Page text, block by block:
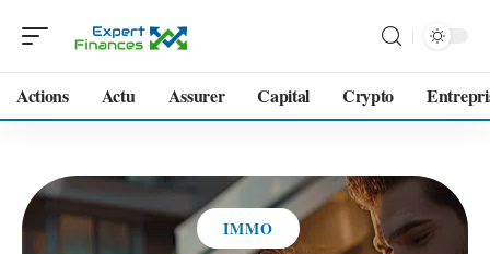
Actions Actu Assurer Capital Crypto
IMMO